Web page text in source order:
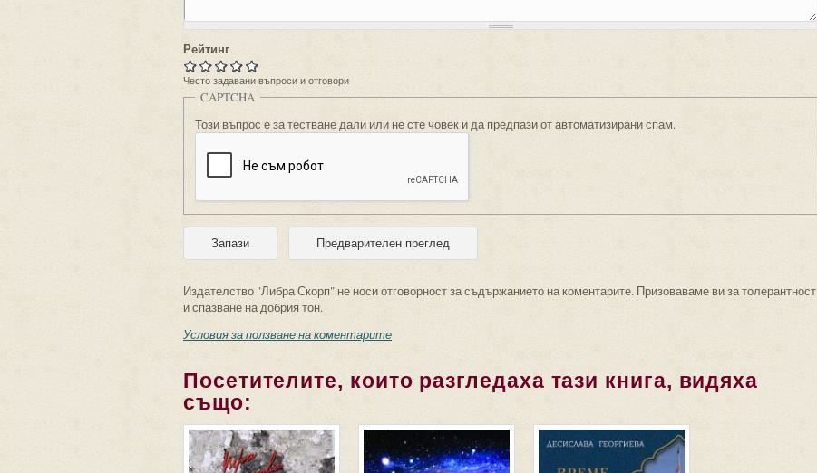
Рейтинг
Често задавани въпроси и отговори
CAPTCHA
Този въпрос е за тестване дали или не сте човек и да предпази от автоматизирани спам.
Издателство "Либра Скорп" не носи отговорност за съдържанието на коментарите. Призоваваме ви за толерантност
и спазване на добрия тон.
Условия за ползване на коментарите
Посетителите, които разгледаха тази книга, видяха
също: